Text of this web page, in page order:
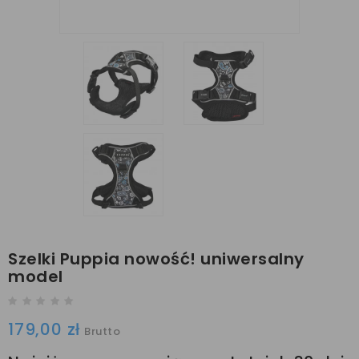
Szelki Puppia nowość! uniwersalny
model
179,00 zł Brutto